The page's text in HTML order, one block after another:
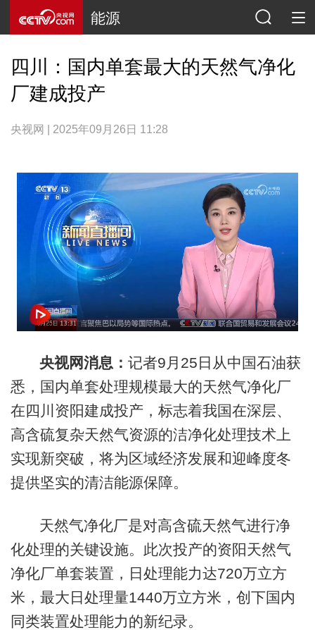
能源
四川：国内单套最大的天然气净化
厂建成投产
央视网 | 2025年09月26日 11:28
央视网消息： 记者9月25日从中国石油获
悉，国内单套处理规模最大的天然气净化厂
在四川资阳建成投产，标志着我国在深层、
高含硫复杂天然气资源的洁净化处理技术上
实现新突破，将为区域经济发展和迎峰度冬
提供坚实的清洁能源保障。
天然气净化厂是对高含硫天然气进行净
化处理的关键设施。此次投产的资阳天然气
净化厂单套装置，日处理能力达720万立方
米，最大日处理量1440万立方米，创下国内
同类装置处理能力的新纪录。